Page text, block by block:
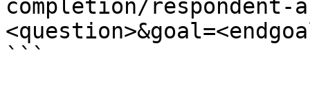
completion/respondent-
```